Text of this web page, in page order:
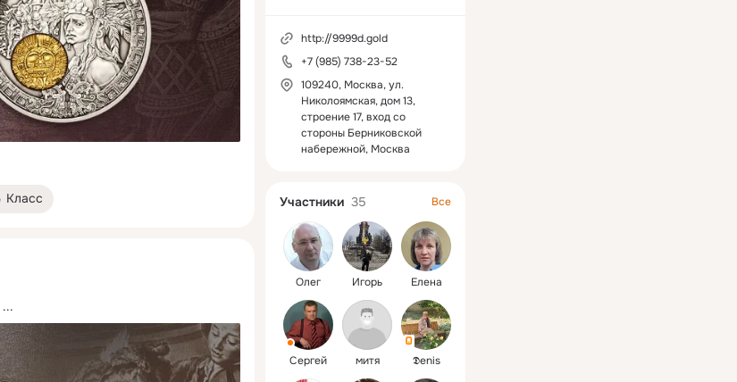
Класс
...
http://9999d.gold
+7 (985) 738-23-52
109240, Москва, ул.
Николоямская, дом 13,
строение 17, вход со
стороны Берниковской
набережной, Москва
Участники 35 Все
Олег Игорь Елена
Сергей митя 𝕯еnis